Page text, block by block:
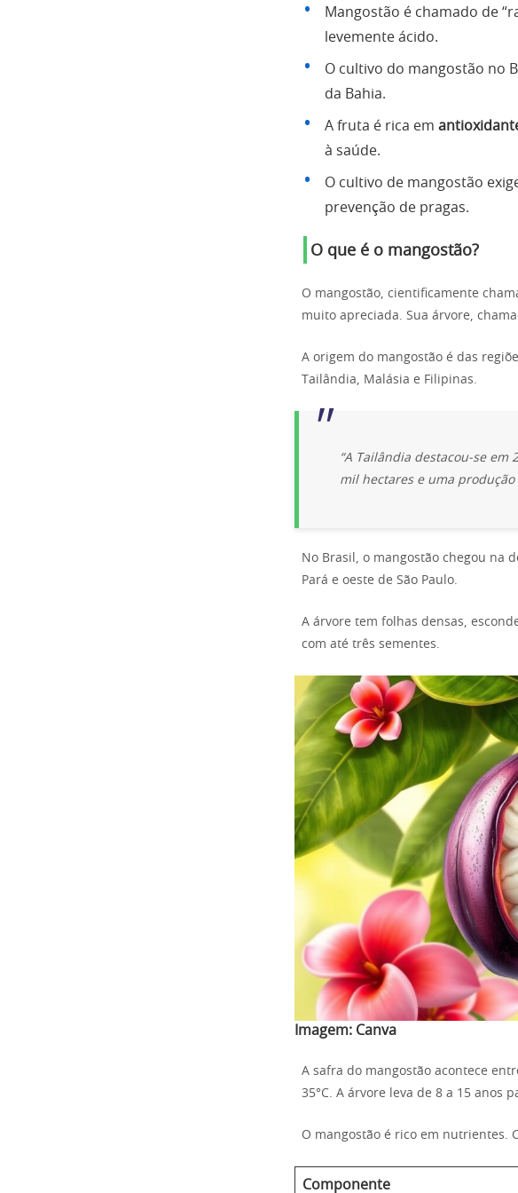
Mangostão é chamado de
levemente ácido.
O cultivo do mangostão no
da Bahia.
A fruta é rica em
à saúde.
O cultivo de mangostão
prevenção de pragas.
O que é o mangostão?
O mangostão, cientificamente
muito apreciada. Sua árvore,
A origem do mangostão é das
Tailândia, Malásia e Filipinas.
“A Tailândia destacou-se
mil hectares e uma produção
No Brasil, o mangostão chegou na
Pará e oeste de São Paulo.
A árvore tem folhas densas,
com até três sementes.
Imagem: Canva
A safra do mangostão acontece
35°C. A árvore leva de 8 a 15 anos
O mangostão é rico em nutrientes.
Componente